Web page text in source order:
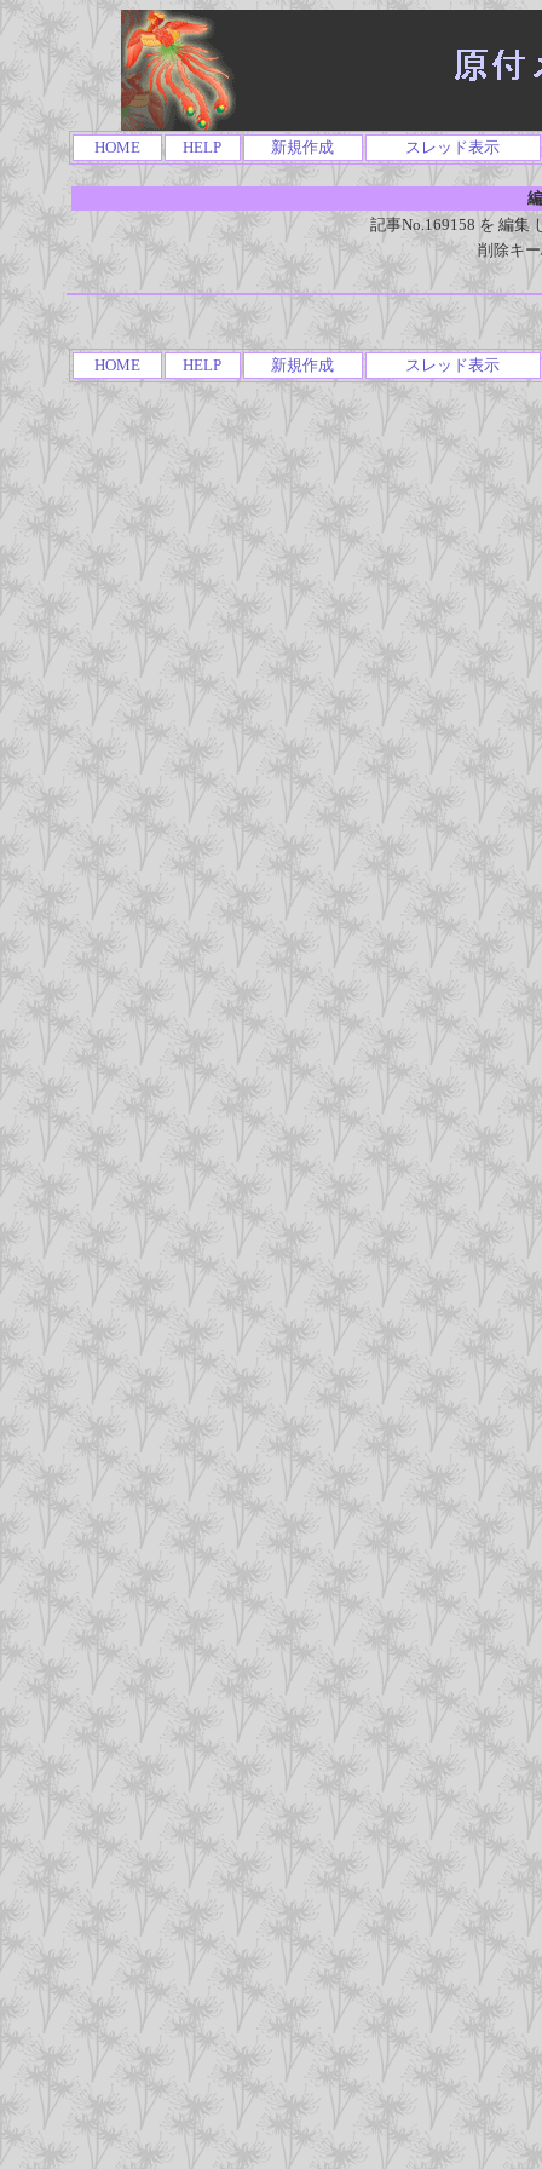
HOME HELP 新規作成 スレッド表示
記事No.169158 を 編集
削除キ
HOME HELP 新規作成 スレッド表示